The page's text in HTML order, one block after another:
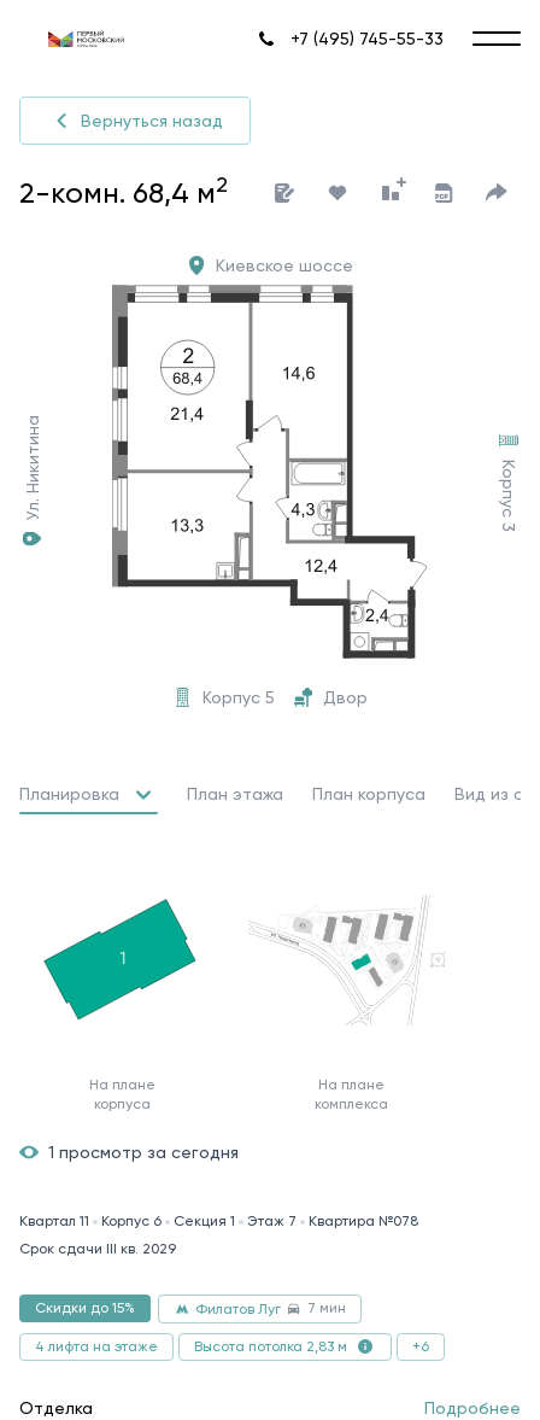
+7 (495) 745-55-33
Вернуться назад
2-комн. 68,4 м2
Ул. Никитина Корпус 3
Корпус 5 Двор
Киевское шоссе
Планировка План этажа План корпуса Вид из
На плане
корпуса
На плане
комплекса
1 просмотр за сегодня
Квартал 11 Корпус 6 Секция 1 Этаж 7
Квартира №078
Срок сдачи III кв. 2029
Скидки до 15% Филатов Луг 7 мин
4 лифта на этаже Высота потолка 2,83 м +6
Отделка Подробнее